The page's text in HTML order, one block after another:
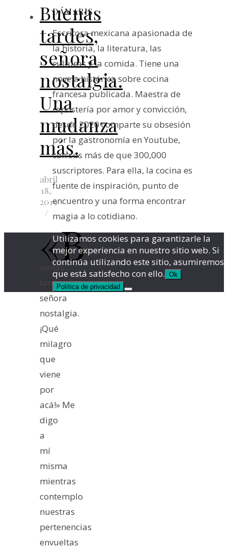
Buenas
tardes,
señora
nostalgia.
Una
mudanza
más.
abril
18,
2019
/
«B
uenas
tardes,
señora
nostalgia.
¡Qué
milagro
que
viene
por
acá!» Me
digo
a
mí
misma
mientras
contemplo
nuestras
pertenencias
envueltas
DÁMARIS
Escritora mexicana apasionada de
la historia, la literatura, las
culturas y la comida. Tiene una
novela histórica sobre cocina
francesa publicada. Maestra de
repostería por amor y convicción,
desde 2020 comparte su obsesión
por la gastronomía en Youtube,
con sus más de que 300,000
suscriptores. Para ella, la cocina es
fuente de inspiración, punto de
encuentro y una forma encontrar
magia a lo cotidiano.
Utilizamos cookies para garantizarle la
mejor experiencia en nuestro sitio web. Si
continúa utilizando este sitio, asumiremos
que está satisfecho con ello. Ok
Política de privacidad